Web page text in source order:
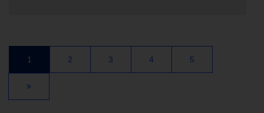
1 2 3 4 5